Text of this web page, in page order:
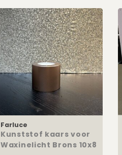
Farluce
Kunststof kaars voor
Waxinelicht Brons 10x8